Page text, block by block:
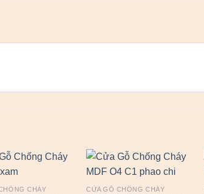
CHÁY CỬA GỖ CHỐNG CHÁY